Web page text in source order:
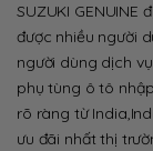
SUZUKI
được nhiều người
người dùng dịch
phụ tùng ô tô
rõ ràng từ
ưu đãi nhất thị